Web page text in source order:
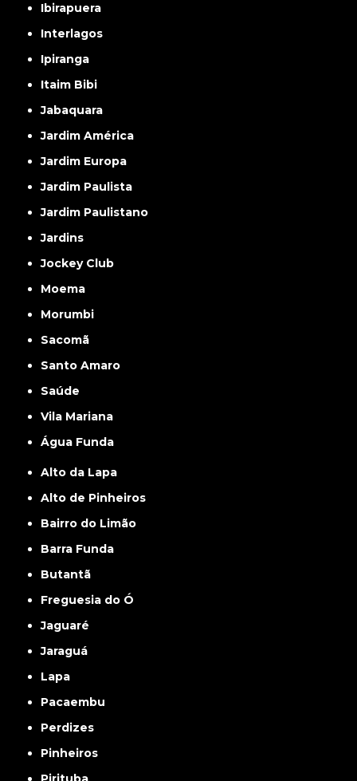
Ibirapuera
Interlagos
Ipiranga
Itaim Bibi
Jabaquara
Jardim América
Jardim Europa
Jardim Paulista
Jardim Paulistano
Jardins
Jockey Club
Moema
Morumbi
Sacomã
Santo Amaro
Saúde
Vila Mariana
Água Funda
Alto da Lapa
Alto de Pinheiros
Bairro do Limão
Barra Funda
Butantã
Freguesia do Ó
Jaguaré
Jaraguá
Lapa
Pacaembu
Perdizes
Pinheiros